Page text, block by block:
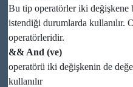
Bu tip operatörler iki değişkene
istendiği durumlarda kullanılır.
operatörleridir.
&& And (ve)
operatörü iki değişkenin de
kullanılır